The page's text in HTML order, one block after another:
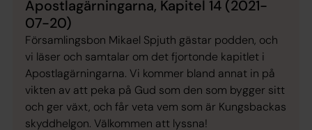
Apostlagärningarna, Kapitel 14 (2021-
07-20)
Församlingsbon Mikael Spjuth gästar podden, och
vi läser och samtalar om det fjortonde kapitlet i
Apostlagärningarna. Vi kommer bland annat in på
vikten av att peka på Gud som den som bygger sitt
och ger växt, och får veta vem som är Kungsbackas
skyddhelgon. Välkommen att lyssna!